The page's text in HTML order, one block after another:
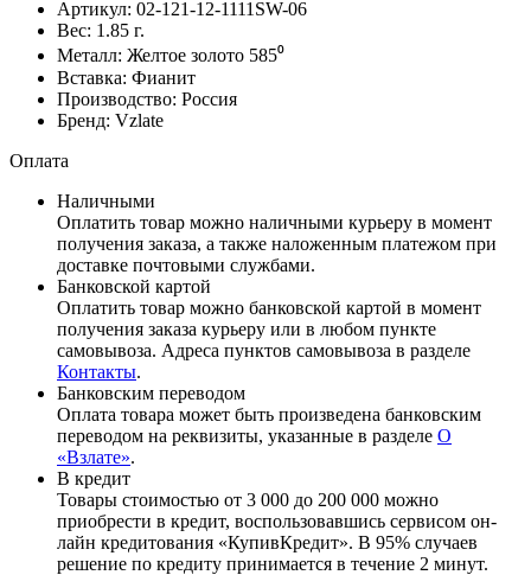
Артикул: 02-121-12-1111SW-06
Вес: 1.85 г.
Металл: Желтое золото 585⁰
Вставка: Фианит
Производство: Россия
Бренд: Vzlate
Оплата
Наличными
Оплатить товар можно наличными курьеру в момент
получения заказа, а также наложенным платежом при
доставке почтовыми службами.
Банковской картой
Оплатить товар можно банковской картой в момент
получения заказа курьеру или в любом пункте
самовывоза. Адреса пунктов самовывоза в разделе
Контакты.
Банковским переводом
Оплата товара может быть произведена банковским
переводом на реквизиты, указанные в разделе О
«Взлате».
В кредит
Товары стоимостью от 3 000 до 200 000 можно
приобрести в кредит, воспользовавшись сервисом он-
лайн кредитования «КупивКредит». В 95% случаев
решение по кредиту принимается в течение 2 минут.